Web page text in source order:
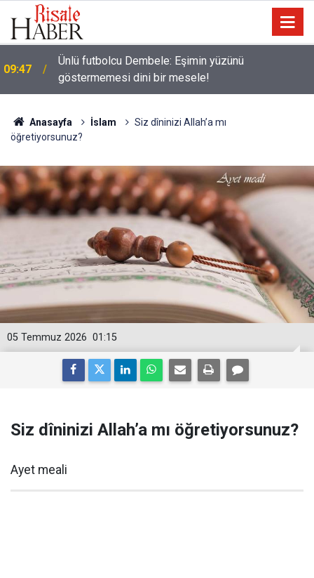
09:47
Ünlü futbolcu Dembele: Eşimin yüzünü
göstermemesi dini bir mesele!
Anasayfa İslam
Siz dîninizi Allah’a mı
öğretiyorsunuz?
01:15
05 Temmuz 2026
Siz dîninizi Allah’a mı öğretiyorsunuz?
Ayet meali